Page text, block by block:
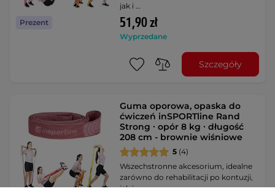
Prezent
jak i …
51,90 zł
Wyprzedane
Szczegóły
Guma oporowa, opaska do
ćwiczeń inSPORTline Rand
Strong ∙ opór 8 kg ∙ długość
208 cm - brownie wiśniowe
5 (4)
Wszechstronne akcesorium, idealne
zarówno do rehabilitacji po kontuzji,
jak i …